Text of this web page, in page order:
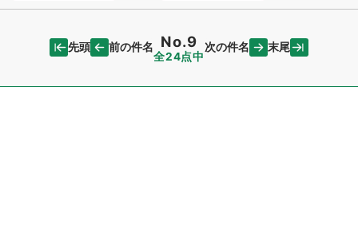
先頭 前の件名 No.9
全24点中
次の件名 末尾